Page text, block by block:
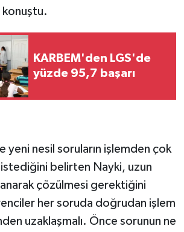
KARBEM'den LGS'de
yüzde 95,7 başarı
yeni nesil soruların işlemden çok
belirten Nayki, uzun
çözülmesi gerektiğini
her soruda doğrudan işlem
uzaklaşmalı. Önce sorunun ne